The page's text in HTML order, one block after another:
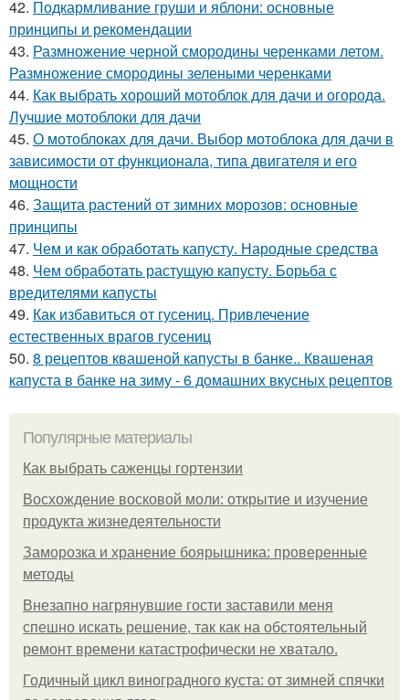
42. Подкармливание груши и яблони: основные
принципы и рекомендации
43. Размножение черной смородины черенками летом.
Размножение смородины зелеными черенками
44. Как выбрать хороший мотоблок для дачи и огорода.
Лучшие мотоблоки для дачи
45. О мотоблоках для дачи. Выбор мотоблока для дачи в
зависимости от функционала, типа двигателя и его
мощности
46. Защита растений от зимних морозов: основные
принципы
47. Чем и как обработать капусту. Народные средства
48. Чем обработать растущую капусту. Борьба с
вредителями капусты
49. Как избавиться от гусениц. Привлечение
естественных врагов гусениц
50. 8 рецептов квашеной капусты в банке.. Квашеная
капуста в банке на зиму - 6 домашних вкусных рецептов
Популярные материалы
Как выбрать саженцы гортензии
Восхождение восковой моли: открытие и изучение
продукта жизнедеятельности
Заморозка и хранение боярышника: проверенные
методы
Внезапно нагрянувшие гости заставили меня
спешно искать решение, так как на обстоятельный
ремонт времени катастрофически не хватало.
Годичный цикл виноградного куста: от зимней спячки